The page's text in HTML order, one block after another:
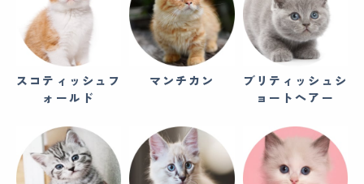
スコティッシュフ
ォールド
マンチカン
ブリティッシュシ
ョートヘアー